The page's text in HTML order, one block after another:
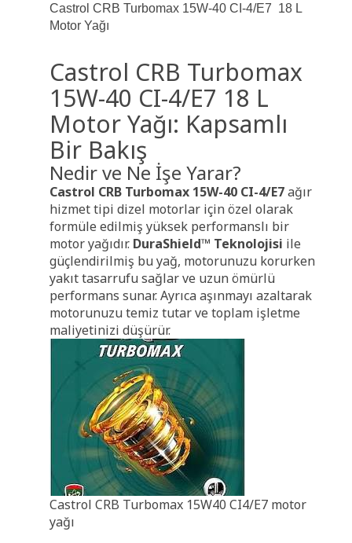
Castrol CRB Turbomax 15W-40 CI-4/E7 18 L
Motor Yağı
Castrol CRB Turbomax
15W-40 CI-4/E7 18 L
Motor Yağı: Kapsamlı
Bir Bakış
Nedir ve Ne İşe Yarar?
Castrol CRB Turbomax 15W-40 CI-4/E7ağır
hizmet tipi dizel motorlar için özel olarak
formüle edilmiş yüksek performanslı bir
motor yağıdır. DuraShield™ Teknolojisi ile
güçlendirilmiş bu yağ, motorunuzu korurken
yakıt tasarrufu sağlar ve uzun ömürlü
performans sunar. Ayrıca aşınmayı azaltarak
motorunuzu temiz tutar ve toplam işletme
maliyetinizi düşürür.
Castrol CRB Turbomax 15W40 CI4/E7 motor
yağı